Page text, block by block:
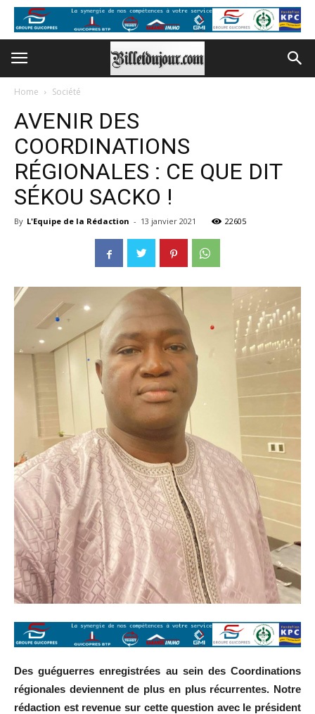
Home Société
AVENIR DES
COORDINATIONS
RÉGIONALES : CE QUE DIT
SÉKOU SACKO !
By L'Equipe de la Rédaction - 13 janvier 2021 22605
Des guéguerres enregistrées au sein des Coordinations
régionales deviennent de plus en plus récurrentes. Notre
rédaction est revenue sur cette question avec le président